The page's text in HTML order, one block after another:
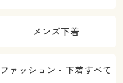
メンズ下着
ファッション・下着すべて